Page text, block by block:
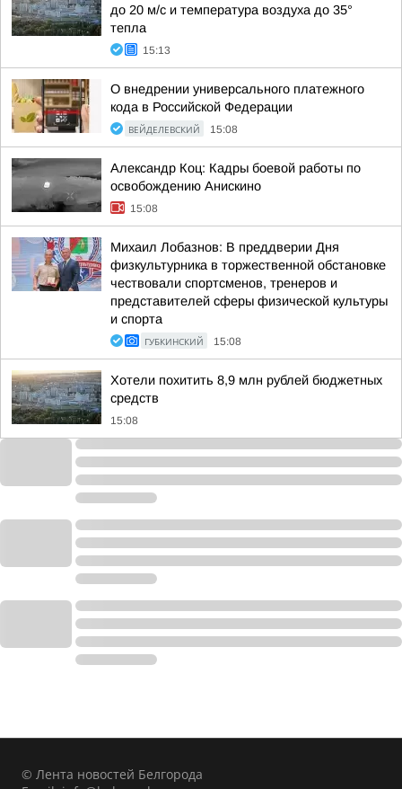
до 20 м/с и температура воздуха до 35°
тепла
15:13
О внедрении универсального платежного
кода в Российской Федерации
ВЕЙДЕЛЕВСКИЙ 15:08
Александр Коц: Кадры боевой работы по
освобождению Анискино
15:08
Михаил Лобазнов: В преддверии Дня
физкультурника в торжественной обстановке
чествовали спортсменов, тренеров и
представителей сферы физической культуры
и спорта
ГУБКИНСКИЙ 15:08
Хотели похитить 8,9 млн рублей бюджетных
средств
15:08
© Лента новостей Белгорода